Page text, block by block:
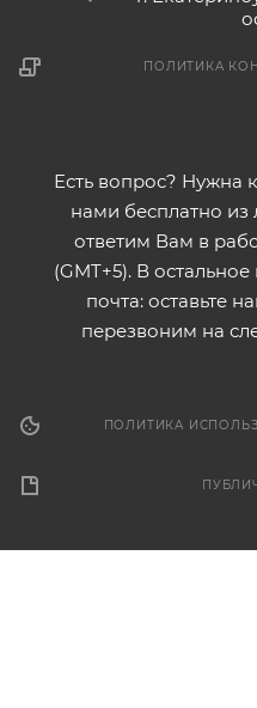
ПОЛИТИКА
Есть вопрос? Нужна
нами бесплатно
ответим Вам в
(GMT+5). В
почта: оставьте
перезвоним на
ПОЛИТИКА